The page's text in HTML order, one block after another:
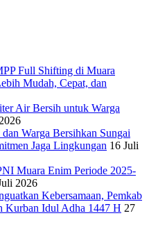
Full Shifting di Muara
Mudah, Cepat, dan
Air Bersih untuk Warga
Warga Bersihkan Sungai
Jaga Lingkungan 16 Juli
Muara Enim Periode 2025-
2026
Kebersamaan, Pemkab
Kurban Idul Adha 1447 H 27